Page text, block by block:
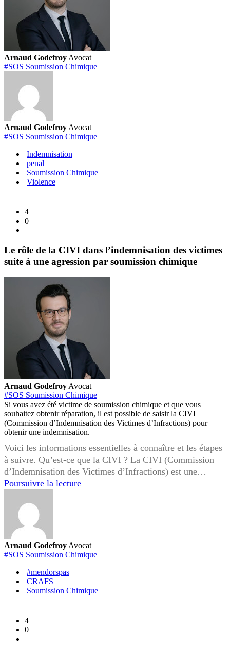
soumission
chimique
Arnaud Godefroy Avocat
#SOS Soumission Chimique
Arnaud Godefroy Avocat
#SOS Soumission Chimique
Indemnisation
penal
Soumission Chimique
Violence
4
0
Le rôle de la CIVI dans l’indemnisation des victimes
suite à une agression par soumission chimique
Arnaud Godefroy Avocat
#SOS Soumission Chimique
Si vous avez été victime de soumission chimique et que vous
souhaitez obtenir réparation, il est possible de saisir la CIVI
(Commission d’Indemnisation des Victimes d’Infractions) pour
obtenir une indemnisation.
Voici les informations essentielles à connaître et les étapes
à suivre. Qu’est-ce que la CIVI ? La CIVI (Commission
d’Indemnisation des Victimes d’Infractions) est une…
Poursuivre la lectureLe
dans
l’indemnisation
suite
Arnaud Godefroy Avocat
#SOS Soumission Chimique
#mendorspas
CRAFS
Soumission Chimique
4
0